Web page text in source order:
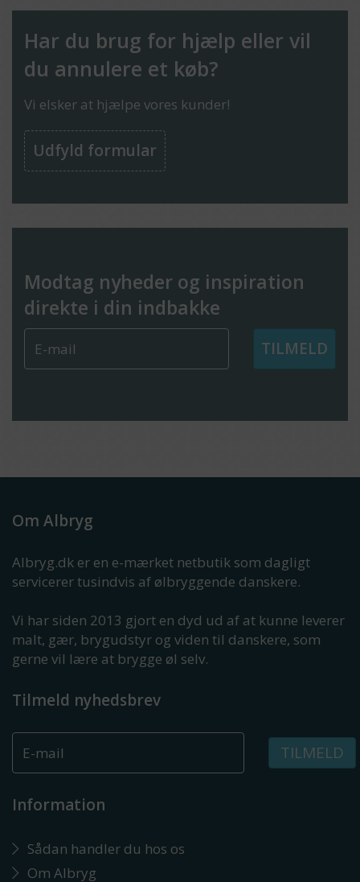
Har du brug for hjælp eller vil
du annulere et køb?
Vi elsker at hjælpe vores kunder!
Udfyld formular
Modtag nyheder og inspiration
direkte i din indbakke
TILMELD
Om Albryg
Albryg.dk er en e-mærket netbutik som dagligt
servicerer tusindvis af ølbryggende danskere.
Vi har siden 2013 gjort en dyd ud af at kunne leverer
malt, gær, brygudstyr og viden til danskere, som
gerne vil lære at brygge øl selv.
Tilmeld nyhedsbrev
TILMELD
Information
Sådan handler du hos os
Om Albryg